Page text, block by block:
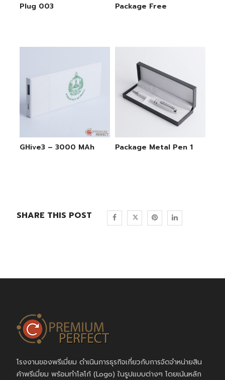
Plug 003 Package Free
GHive3 – 3000 MAh Package Metal Pen 1
SHARE THIS POST
โรงงานของพรีเมี่ยม ดำเนินการธุรกิจเกี่ยวกับการจัดจำหน่ายสิน
ค้าพรีเมี่ยม พร้อมทำโลโก้ (Logo) ในรูปแบบต่างๆ โดยเน้นหลัก